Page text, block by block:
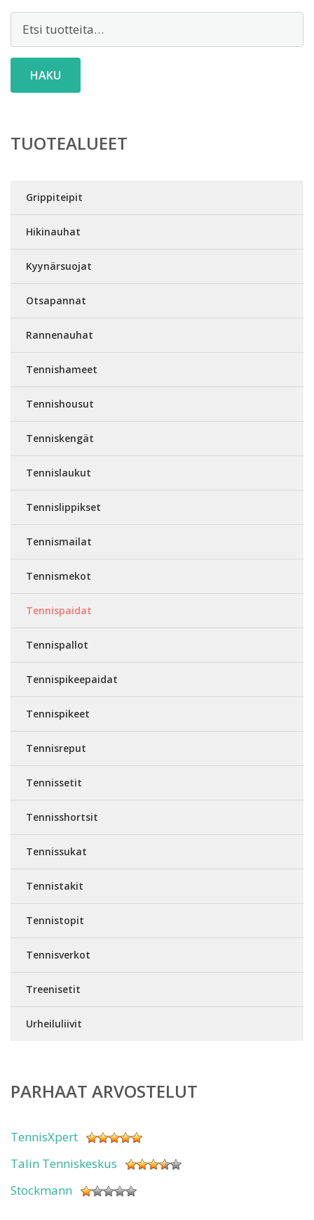
Etsi:
HAKU
TUOTEALUEET
Grippiteipit
Hikinauhat
Kyynärsuojat
Otsapannat
Rannenauhat
Tennishameet
Tennishousut
Tenniskengät
Tennislaukut
Tennislippikset
Tennismailat
Tennismekot
Tennispaidat
Tennispallot
Tennispikeepaidat
Tennispikeet
Tennisreput
Tennissetit
Tennisshortsit
Tennissukat
Tennistakit
Tennistopit
Tennisverkot
Treenisetit
Urheiluliivit
PARHAAT ARVOSTELUT
TennisXpert
Talin Tenniskeskus
Stockmann